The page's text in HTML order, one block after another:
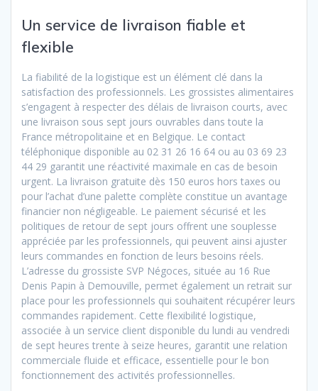
Un service de livraison fiable et
flexible
La fiabilité de la logistique est un élément clé dans la
satisfaction des professionnels. Les grossistes alimentaires
s’engagent à respecter des délais de livraison courts, avec
une livraison sous sept jours ouvrables dans toute la
France métropolitaine et en Belgique. Le contact
téléphonique disponible au 02 31 26 16 64 ou au 03 69 23
44 29 garantit une réactivité maximale en cas de besoin
urgent. La livraison gratuite dès 150 euros hors taxes ou
pour l’achat d’une palette complète constitue un avantage
financier non négligeable. Le paiement sécurisé et les
politiques de retour de sept jours offrent une souplesse
appréciée par les professionnels, qui peuvent ainsi ajuster
leurs commandes en fonction de leurs besoins réels.
L’adresse du grossiste SVP Négoces, située au 16 Rue
Denis Papin à Demouville, permet également un retrait sur
place pour les professionnels qui souhaitent récupérer leurs
commandes rapidement. Cette flexibilité logistique,
associée à un service client disponible du lundi au vendredi
de sept heures trente à seize heures, garantit une relation
commerciale fluide et efficace, essentielle pour le bon
fonctionnement des activités professionnelles.